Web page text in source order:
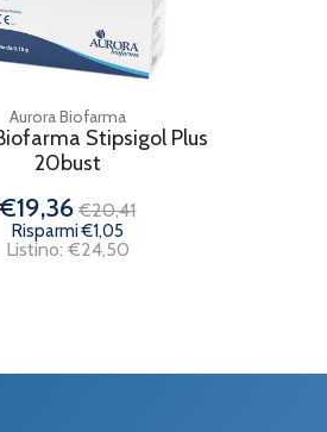
Aurora Biofarma
Stipsigol Plus
20bust
€19,36 €20,41
Risparmi €1,05
Listino: €24,50